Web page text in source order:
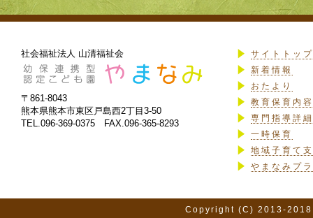
社会福祉法人 山清福祉会
〒861-8043
熊本県熊本市東区戸島西2丁目3-50
TEL.096-369-0375 FAX.096-365-8293
サイトトップ
新着情報
おたより
教育保育内
専門指導詳細
一時保育
地域子育て
やまなみプ
Copyright (C) 2013-